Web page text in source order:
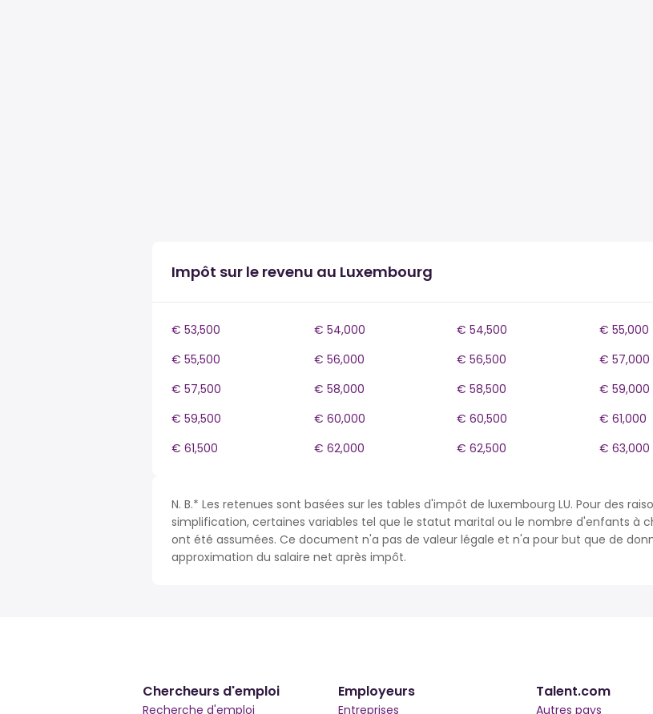
Impôt sur le revenu au Luxembourg
€ 53,500 € 54,000 € 54,500
€ 55,000
€ 55,500
€ 56,000 € 56,500
€ 57,000
€ 57,500
€ 58,000 € 58,500
€ 59,000
€ 59,500
€ 60,000 € 60,500
€ 61,000
€ 61,500
€ 62,000 € 62,500 € 63,000
N. B.* Les retenues sont basées sur les tables d'impôt de luxembourg LU. Pour des
simplification, certaines variables tel que le statut marital ou le nombre d'enfants à
ont été assumées. Ce document n'a pas de valeur légale et n'a pour but que de
approximation du salaire net après impôt.
Chercheurs d'emploi
Recherche d'emploi
Employeurs
Entreprises
Talent.com
Autres pays